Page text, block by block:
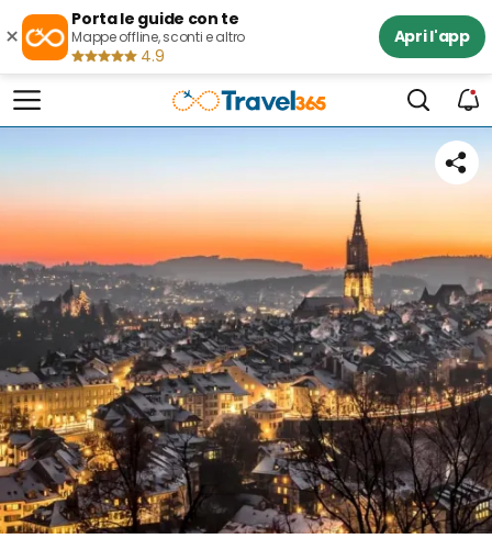
×
Porta le guide con te
Mappe offline, sconti e altro
4.9
Apri l'app